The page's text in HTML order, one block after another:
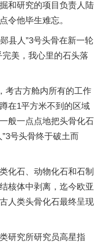
和研究的项目负责人陆
令他毕生难忘。
县人”3号头骨在新一轮
美，我心里的石头落
考古方舱内所有的工作
在1平方米不到的区域
般一点点地把头骨化石
号头骨终于破土而
化石、动物化石和石制
核体中剥离，迄今欧亚
人类头骨化石最终呈现
研究所研究员高星指